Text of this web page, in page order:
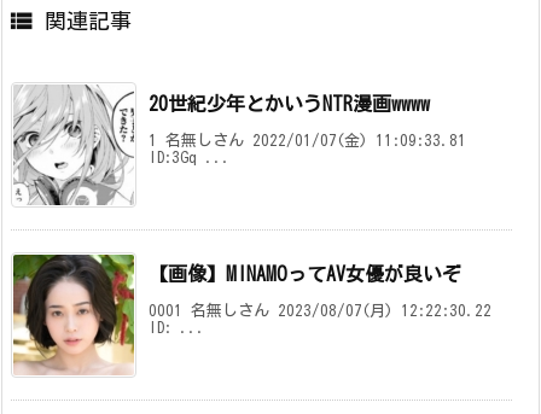
 関連記事
20世紀少年とかいうNTR漫画wwww
1 名無しさん 2022/01/07(金) 11:09:33.81
ID:3Gq ...
【画像】MINAMOってAV女優が良いぞ
0001 名無しさん 2023/08/07(月) 12:22:30.22
ID: ...